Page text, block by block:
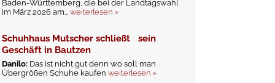
Baden-Württemberg, die bei der Landtagswahl
im März 2026 am...weiterlesen »
Schuhhaus Mutscher schließt sein
Geschäft in Bautzen
Danilo: Das ist nicht gut denn wo soll man
Übergrößen Schuhe kaufenweiterlesen »